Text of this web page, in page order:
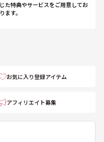
じた特典やサービスをご用意してお
ります。
お気に入り登録アイテム
アフィリエイト募集